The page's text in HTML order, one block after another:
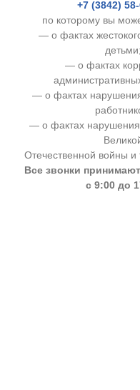
+7 (3842)
по которому вы
— о фактах
детьми;
— о фактах
— о фактах
— о фактах нарушения
Отечественной войны и
Все звонки
с 9:00 до